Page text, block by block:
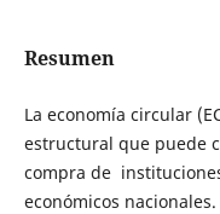
Resumen
La economía circular
estructural que puede
compra de
económicos